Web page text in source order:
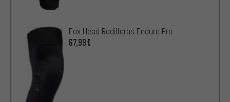
Fox Head Rodilleras Enduro Pro
67,99€